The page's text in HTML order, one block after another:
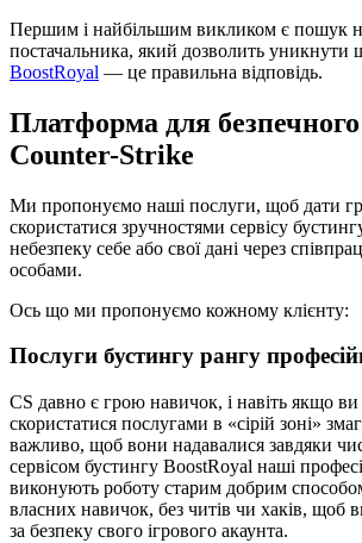
Першим і найбільшим викликом є пошук
постачальника, який дозволить уникнути
BoostRoyal — це правильна відповідь.
Платформа для
Counter-Strike
Ми пропонуємо наші послуги, щоб дати
скористатися зручностями сервісу
небезпеку себе або свої дані через
особами.
Ось що ми пропонуємо кожному клієнту:
Послуги бустингу рангу
CS давно є грою навичок, і навіть якщо
скористатися послугами в «сірій зоні»
важливо, щоб вони надавалися завдяки
сервісом бустингу BoostRoyal наші
виконують роботу старим добрим
власних навичок, без читів чи хаків, щоб
за безпеку свого ігрового акаунта.